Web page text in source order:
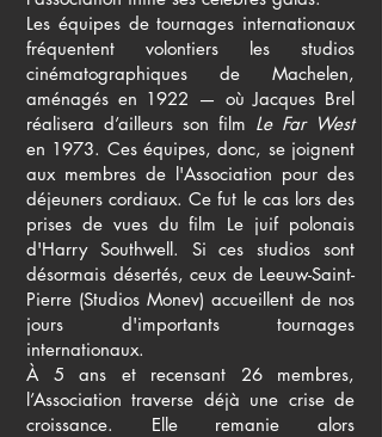
Les équipes de tournages internationaux
fréquentent volontiers les studios
cinématographiques de Machelen,
aménagés en 1922 — où Jacques Brel
réalisera d’ailleurs son film Le Far West
en 1973. Ces équipes, donc, se joignent
aux membres de l'Association pour des
déjeuners cordiaux. Ce fut le cas lors des
prises de vues du film Le juif polonais
d'Harry Southwell. Si ces studios sont
désormais désertés, ceux de Leeuw-Saint-
Pierre (Studios Monev) accueillent de nos
jours d'importants tournages
internationaux.
À 5 ans et recensant 26 membres,
l’Association traverse déjà une crise de
croissance. Elle remanie alors